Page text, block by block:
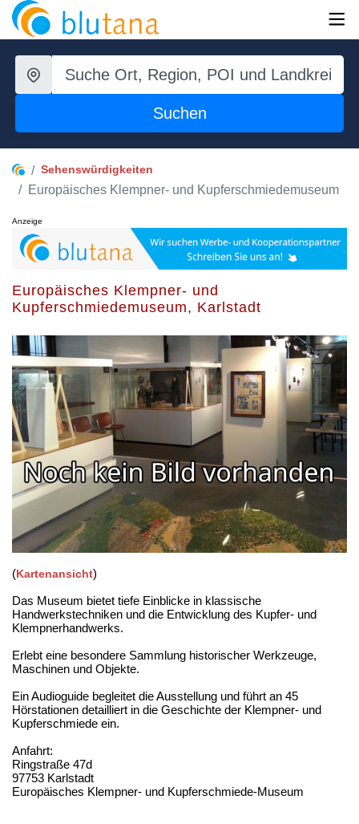
Suchen
Sehenswürdigkeiten
Europäisches Klempner- und Kupferschmiedemuseum
Anzeige
Europäisches Klempner- und
Kupferschmiedemuseum, Karlstadt
(Kartenansicht)
Das Museum bietet tiefe Einblicke in klassische
Handwerkstechniken und die Entwicklung des Kupfer- und
Klempnerhandwerks.
Erlebt eine besondere Sammlung historischer Werkzeuge,
Maschinen und Objekte.
Ein Audioguide begleitet die Ausstellung und führt an 45
Hörstationen detailliert in die Geschichte der Klempner- und
Kupferschmiede ein.
Anfahrt:
Ringstraße 47d
97753 Karlstadt
Europäisches Klempner- und Kupferschmiede-Museum